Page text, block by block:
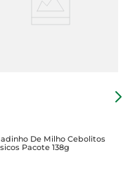
De Milho Cebolitos
Pacote 138g